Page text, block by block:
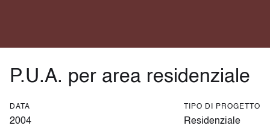
P.U.A. per area residenziale
DATA
2004
TIPO DI PROGETTO
Residenziale